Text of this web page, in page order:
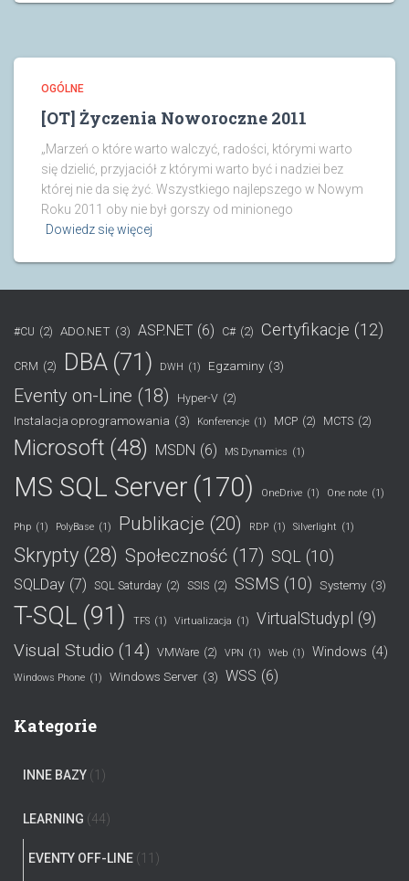
OGÓLNE
[OT] Życzenia Noworoczne 2011
„Marzeń o które warto walczyć, radości, którymi warto
się dzielić, przyjaciół z którymi warto być i nadziei bez
której nie da się żyć. Wszystkiego najlepszego w Nowym
Roku 2011 oby nie był gorszy od minionego
Dowiedz się więcej
#CU (2) ADO.NET (3) ASP.NET (6) C# (2) Certyfikacje (12)
CRM (2) DBA (71) DWH (1) Egzaminy (3)
Eventy on-Line (18) Hyper-V (2)
Instalacja oprogramowania (3) Konferencje (1) MCP (2) MCTS (2)
Microsoft (48) MSDN (6) MS Dynamics (1)
MS SQL Server (170) OneDrive (1) One note (1)
Php (1) PolyBase (1) Publikacje (20) RDP (1) Silverlight (1)
Skrypty (28) Społeczność (17) SQL (10)
SQLDay (7) SQL Saturday (2) SSIS (2) SSMS (10) Systemy (3)
T-SQL (91) TFS (1) Virtualizacja (1) VirtualStudy.pl (9)
Visual Studio (14) VMWare (2) VPN (1) Web (1) Windows (4)
Windows Phone (1) Windows Server (3) WSS (6)
Kategorie
INNE BAZY (1)
LEARNING (44)
EVENTY OFF-LINE (11)